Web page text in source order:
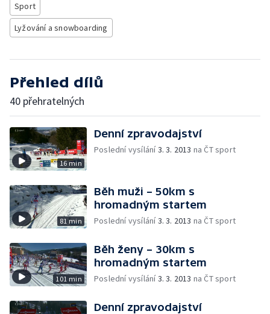
Sport
Lyžování a snowboarding
Přehled dílů
40 přehratelných
16 min
Denní zpravodajství
Poslední vysílání3. 3. 2013 na ČT sport
81 min
Běh muži – 50km s
hromadným startem
Poslední vysílání3. 3. 2013 na ČT sport
101 min
Běh ženy – 30km s
hromadným startem
Poslední vysílání3. 3. 2013 na ČT sport
Denní zpravodajství